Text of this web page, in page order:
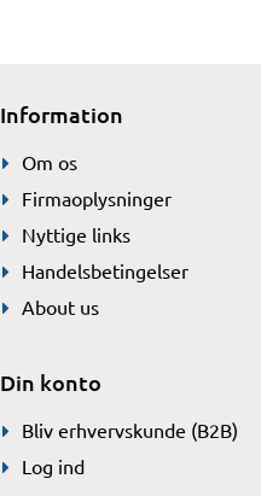
Information
Om os
Firmaoplysninger
Nyttige links
Handelsbetingelser
About us
Din konto
Bliv erhvervskunde (B2B)
Log ind